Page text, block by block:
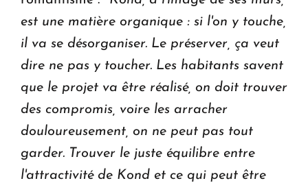
est une matière organique : si l'on y touche,
il va se désorganiser. Le préserver, ça veut
dire ne pas y toucher. Les habitants savent
que le projet va être réalisé, on doit trouver
des compromis, voire les arracher
douloureusement, on ne peut pas tout
garder. Trouver le juste équilibre entre
l'attractivité de Kond et ce qui peut être